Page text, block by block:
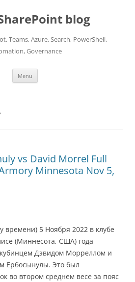
blog
Teams, Azure, Search, PowerShell,
Governance
Menu
vs David Morrel Full
Minnesota Nov 5,
времени) 5 Ноября 2022 в клубе
(Миннесота, США) года
Дэвидом Морреллом и
Ербосынулы. Это был
во втором среднем весе за пояс